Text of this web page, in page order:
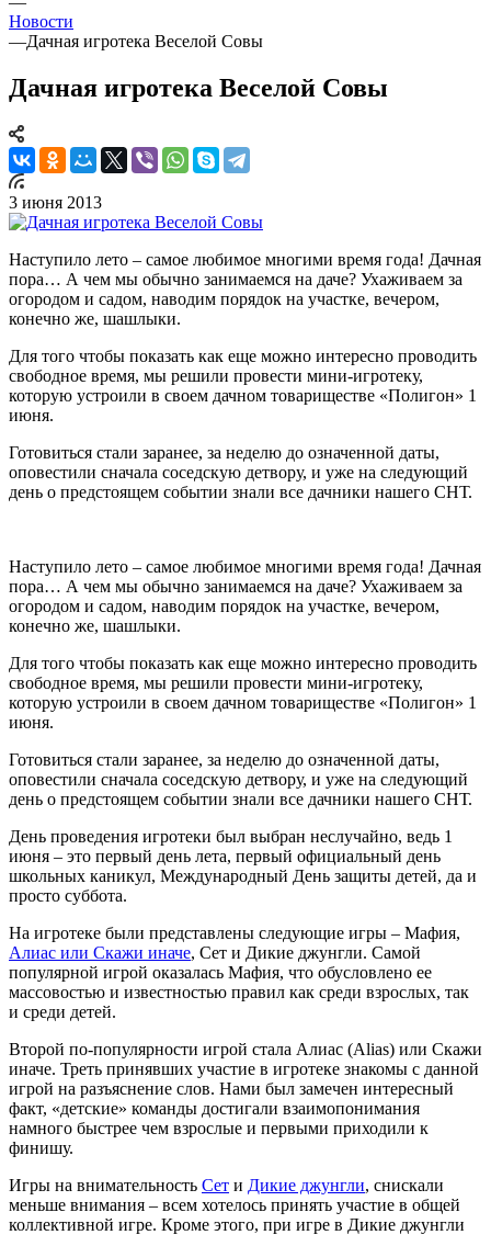
Новости
—Дачная игротека Веселой Совы
Дачная игротека Веселой Совы
3 июня 2013
Наступило лето – самое любимое многими время года! Дачная
пора… А чем мы обычно занимаемся на даче? Ухаживаем за
огородом и садом, наводим порядок на участке, вечером,
конечно же, шашлыки.
Для того чтобы показать как еще можно интересно проводить
свободное время, мы решили провести мини-игротеку,
которую устроили в своем дачном товариществе «Полигон» 1
июня.
Готовиться стали заранее, за неделю до означенной даты,
оповестили сначала соседскую детвору, и уже на следующий
день о предстоящем событии знали все дачники нашего СНТ.
Наступило лето – самое любимое многими время года! Дачная
пора… А чем мы обычно занимаемся на даче? Ухаживаем за
огородом и садом, наводим порядок на участке, вечером,
конечно же, шашлыки.
Для того чтобы показать как еще можно интересно проводить
свободное время, мы решили провести мини-игротеку,
которую устроили в своем дачном товариществе «Полигон» 1
июня.
Готовиться стали заранее, за неделю до означенной даты,
оповестили сначала соседскую детвору, и уже на следующий
день о предстоящем событии знали все дачники нашего СНТ.
День проведения игротеки был выбран неслучайно, ведь 1
июня – это первый день лета, первый официальный день
школьных каникул, Международный День защиты детей, да и
просто суббота.
На игротеке были представлены следующие игры – Мафия,
Алиас или Скажи иначе, Сет и Дикие джунгли. Самой
популярной игрой оказалась Мафия, что обусловлено ее
массовостью и известностью правил как среди взрослых, так
и среди детей.
Второй по-популярности игрой стала Алиас (Alias) или Скажи
иначе. Треть принявших участие в игротеке знакомы с данной
игрой на разъяснение слов. Нами был замечен интересный
факт, «детские» команды достигали взаимопонимания
намного быстрее чем взрослые и первыми приходили к
финишу.
Игры на внимательность Сет и Дикие джунгли, снискали
меньше внимания – всем хотелось принять участие в общей
коллективной игре. Кроме этого, при игре в Дикие джунгли